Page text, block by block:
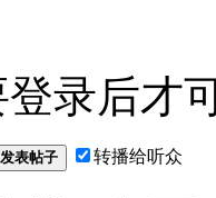
录后才
发表帖子 转播给听众